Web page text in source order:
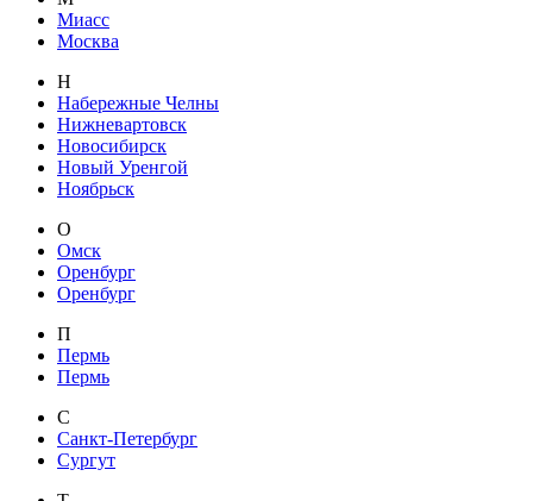
Миасс
Москва
Н
Набережные Челны
Нижневартовск
Новосибирск
Новый Уренгой
Ноябрьск
О
Омск
Оренбург
Оренбург
П
Пермь
Пермь
С
Санкт-Петербург
Сургут